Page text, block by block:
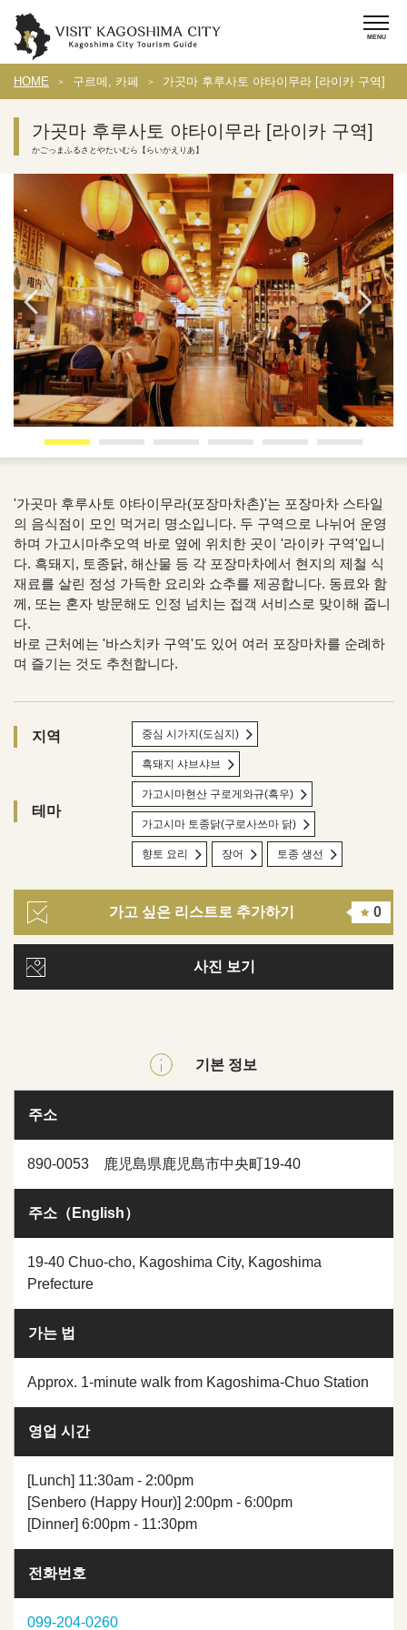
HOME 구르메, 카페 가곳마 후루사토 야타이무라 [라이카 구역]
가곳마 후루사토 야타이무라 [라이카 구역]
かごっまふるさとやたいむら【らいかえりあ】
'가곳마 후루사토 야타이무라(포장마차촌)'는 포장마차 스타일
의 음식점이 모인 먹거리 명소입니다. 두 구역으로 나뉘어 운영
하며 가고시마추오역 바로 옆에 위치한 곳이 '라이카 구역'입니
다. 흑돼지, 토종닭, 해산물 등 각 포장마차에서 현지의 제철 식
재료를 살린 정성 가득한 요리와 쇼추를 제공합니다. 동료와 함
께, 또는 혼자 방문해도 인정 넘치는 접객 서비스로 맞이해 줍니
다.
바로 근처에는 '바스치카 구역'도 있어 여러 포장마차를 순례하
며 즐기는 것도 추천합니다.
지역 중심 시가지(도심지)
테마
흑돼지 샤브샤브
가고시마현산 구로게와규(흑우)
가고시마 토종닭(구로사쓰마 닭)
향토 요리 장어 토종 생선
가고 싶은 리스트로 추가하기 0
사진 보기
기본 정보
주소
890-0053 鹿児島県鹿児島市中央町19-40
주소（English）
19-40 Chuo-cho, Kagoshima City, Kagoshima
Prefecture
가는 법
Approx. 1-minute walk from Kagoshima-Chuo Station
영업 시간
[Lunch] 11:30am - 2:00pm
[Senbero (Happy Hour)] 2:00pm - 6:00pm
[Dinner] 6:00pm - 11:30pm
전화번호
099-204-0260